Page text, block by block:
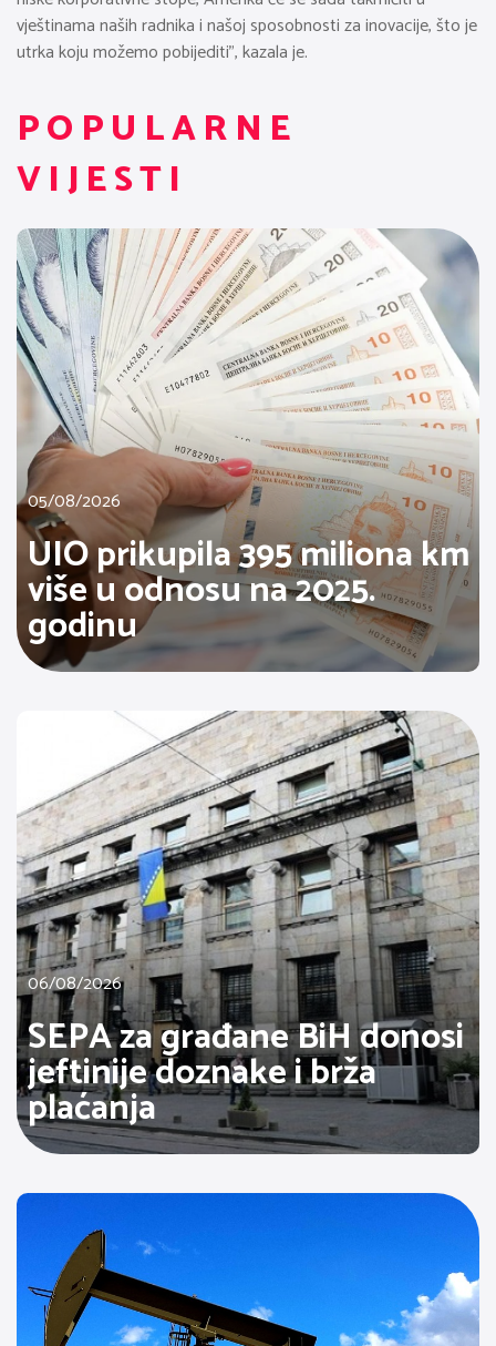
vještinama naših radnika i našoj sposobnosti za inovacije, što je
utrka koju možemo pobijediti”, kazala je.
POPULARNE
VIJESTI
05/08/2026
UIO prikupila 395 miliona km
više u odnosu na 2025.
godinu
06/08/2026
SEPA za građane BiH donosi
jeftinije doznake i brža
plaćanja